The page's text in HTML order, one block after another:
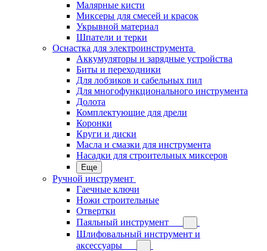
Малярные кисти
Миксеры для смесей и красок
Укрывной материал
Шпатели и терки
Оснастка для электроинструмента
Аккумуляторы и зарядные устройства
Биты и переходники
Для лобзиков и сабельных пил
Для многофункционального инструмента
Долота
Комплектующие для дрели
Коронки
Круги и диски
Масла и смазки для инструмента
Насадки для строительных миксеров
Еще
Ручной инструмент
Гаечные ключи
Ножи строительные
Отвертки
Паяльный инструмент
Шлифовальный инструмент и
аксессуары